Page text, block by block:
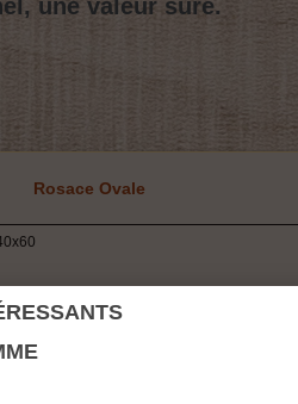
une valeur sûre.
Rosace Ovale